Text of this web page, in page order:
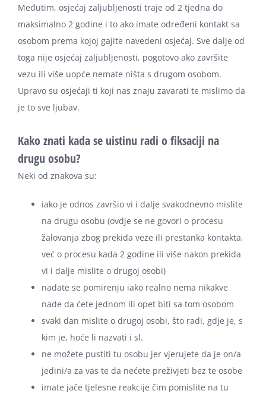
Međutim, osjećaj zaljubljenosti traje od 2 tjedna do
maksimalno 2 godine i to ako imate određeni kontakt sa
osobom prema kojoj gajite navedeni osjećaj. Sve dalje od
toga nije osjećaj zaljubljenosti, pogotovo ako završite
vezu ili više uopće nemate ništa s drugom osobom.
Upravo su osjećaji ti koji nas znaju zavarati te mislimo da
je to sve ljubav.
Kako znati kada se uistinu radi o fiksaciji na
drugu osobu?
Neki od znakova su:
iako je odnos završio vi i dalje svakodnevno mislite
na drugu osobu (ovdje se ne govori o procesu
žalovanja zbog prekida veze ili prestanka kontakta,
već o procesu kada 2 godine ili više nakon prekida
vi i dalje mislite o drugoj osobi)
nadate se pomirenju iako realno nema nikakve
nade da ćete jednom ili opet biti sa tom osobom
svaki dan mislite o drugoj osobi, što radi, gdje je, s
kim je, hoće li nazvati i sl.
ne možete pustiti tu osobu jer vjerujete da je on/a
jedini/a za vas te da nećete preživjeti bez te osobe
imate jače tjelesne reakcije čim pomislite na tu